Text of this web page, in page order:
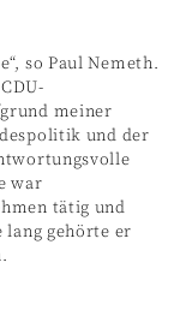
so Paul Nemeth.
meiner
und der
war
tätig und
lang gehörte er